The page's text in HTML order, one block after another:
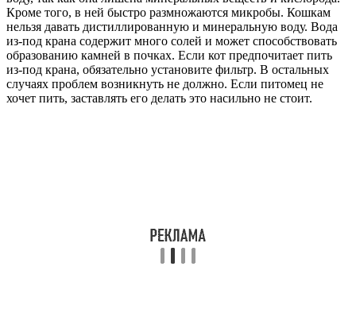
Кроме того, в ней быстро размножаются микробы. Кошкам
нельзя давать дистиллированную и минеральную воду. Вода
из-под крана содержит много солей и может способствовать
образованию камней в почках. Если кот предпочитает пить
из-под крана, обязательно установите фильтр. В остальных
случаях проблем возникнуть не должно. Если питомец не
хочет пить, заставлять его делать это насильно не стоит.